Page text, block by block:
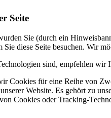
Seite
Sie (durch ein
diese Seite besuchen. Wir
sind, empfehlen wir
Cookies für eine Reihe von
Website. Es gehört zu
Cookies oder Tracking-